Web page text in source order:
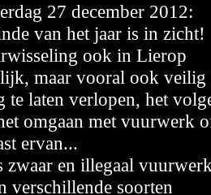
27 december 2012:
van het jaar is in zicht!
ook in Lierop
maar vooral ook veilig
te laten verlopen, het
omgaan met vuurwerk
ervan...
zwaar en illegaal
verschillende soorten